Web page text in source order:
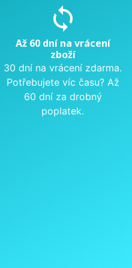
sync
Až 60 dní na vrácení
zboží
30 dní na vrácení zdarma.
Potřebujete víc času? Až
60 dní za drobný
poplatek.